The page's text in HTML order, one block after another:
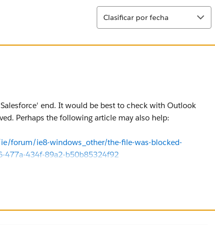
Ordenar
Clasificar por fecha
end. It would be best to check with Outlook
Perhaps the following article may also help:
forum/ie8-windows_other/the-file-was-blocked-
477a-434f-89a2-b50b85324f92